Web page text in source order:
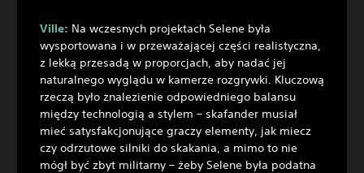
Ville: Na wczesnych projektach Selene była
wysportowana i w przeważającej części realistyczna,
z lekką przesadą w proporcjach, aby nadać jej
naturalnego wyglądu w kamerze rozgrywki. Kluczową
rzeczą było znalezienie odpowiedniego balansu
między technologią a stylem – skafander musiał
mieć satysfakcjonujące graczy elementy, jak miecz
czy odrzutowe silniki do skakania, a mimo to nie
mógł być zbyt militarny – żeby Selene była podatna